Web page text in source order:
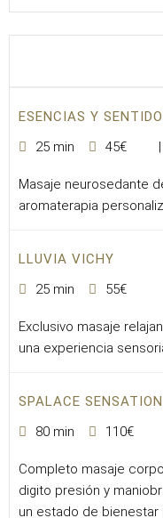
ESENCIAS Y
25 min
45€
Masaje neurosedante
aromaterapia
LLUVIA VICHY
25 min
55€
Exclusivo masaje
una experiencia
SPALACE
80 min
110€
Completo masaje
digito presión y
un estado de bienestar